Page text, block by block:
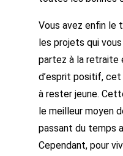
Vous avez enfin le
les projets qui
partez à la retraite
d’esprit positif,
à rester jeune.
le meilleur moyen
passant du temps
Cependant, pour